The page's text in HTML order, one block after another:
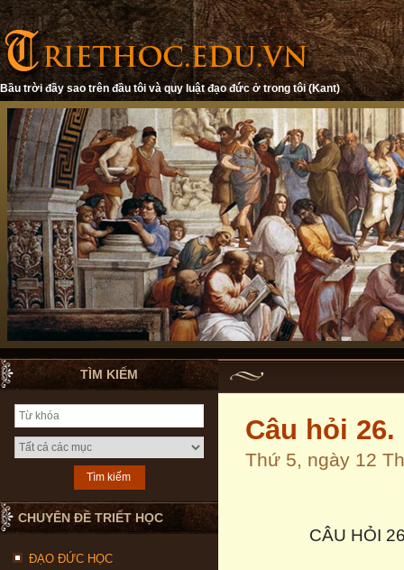
Bầu trời đầy sao trên đầu tôi và quy luật đạo đức ở trong tôi (Kant)
TÌM KIẾM
CHUYÊN ĐỀ TRIẾT HỌC
ĐẠO ĐỨC HỌC
Câu hỏi
Thứ 5, ngày 12
CÂU HỎI